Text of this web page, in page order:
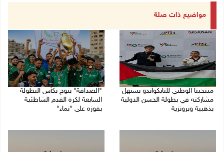
مواضيع ذات صلة
منتخبنا الوطني للتايكواندو يستهل
مشاركته في بطولة الحسن الدولية
بذهبية وبرونزية
"الصداقة" يتوج بكأس البطولة
السابعة لكرة القدم الشاطئية
بفوزه على "نماء"